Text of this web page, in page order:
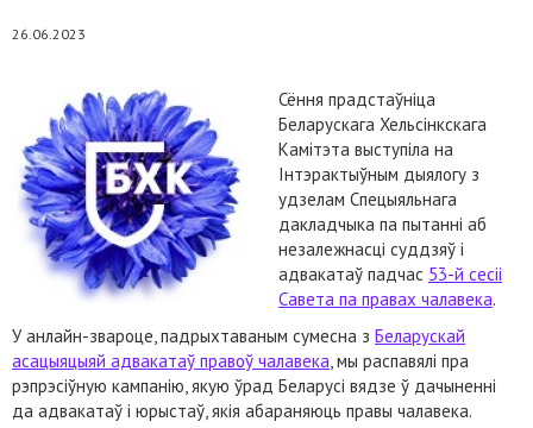
26.06.2023
Сёння прадстаўніца
Беларускага Хельсінкскага
Камітэта выступіла на
Інтэрактыўным дыялогу з
удзелам Спецыяльнага
дакладчыка па пытанні аб
незалежнасці суддзяў і
адвакатаў падчас 53-й сесіі
Савета па правах чалавека.
У анлайн-звароце, падрыхтаваным сумесна з Беларускай
асацыяцыяй адвакатаў правоў чалавека, мы распавялі пра
рэпрэсіўную кампанію, якую ўрад Беларусі вядзе ў дачыненні
да адвакатаў і юрыстаў, якія абараняюць правы чалавека.